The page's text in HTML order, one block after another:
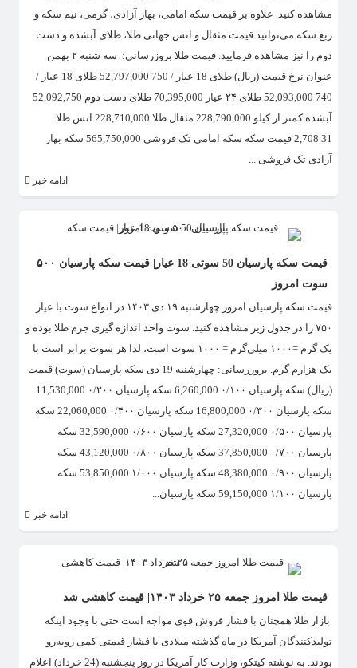
مشاهده کنید. علاوه بر قیمت سکه امامی، بهار آزادی، گرمی، نیم سکه و
ربع سکه می‌توانید قیمت مثقال و انس جهانی طلا، طلای آبشده و دست
دوم را نیز مشاهده فرمایید. قیمت طلا بروزرسانی: سه شنبه ۲ بهمن
عنوان نرخ قیمت (ریال) طلای 18 عیار / 750 52,797,000 طلای 18 عیار /
740 52,093,000 طلای ۲۴ عیار 70,395,000 طلای دست دوم 52,092,750
آبشده کمتر از کیلو 228,790,000 مثقال طلا 228,710,000 انس طلا
2,708.31 قیمت سکه سکه امامی تک فروشی 565,750,000 سکه بهار
آزادی تک فروشی ...
ادامه خبر
قیمت سکه پارسیان 50 سوتی 18 عیار| قیمت سکه پارسیان ۵۰۰
سوت امروز
قیمت سکه پارسیان امروز چهارشنبه ۱۹ دی ۱۴۰۳ در انواع سوت با عیار
۷۵۰ را در جدول زیر مشاهده کنید. سوت واحد اندازه گیری جرم طلا بوده و
یک گرم =۱۰۰۰ میلی‌گرم = ۱۰۰۰ سوت است، لذا هر سوت برابر است با
یک هزارم گرم. بروزرسانی: چهارشنبه 19 دی سکه پارسیان (سوت) قیمت
(ریال) سکه پارسیان ۰/۱۰۰ 6,260,000 سکه پارسیان ۰/۲۰۰ 11,530,000
سکه پارسیان ۰/۳۰۰ 16,800,000 سکه پارسیان ۰/۴۰۰ 22,060,000 سکه
پارسیان ۰/۵۰۰ 27,320,000 سکه پارسیان ۰/۶۰۰ 32,590,000 سکه
پارسیان ۰/۷۰۰ 37,850,000 سکه پارسیان ۰/۸۰۰ 43,120,000 سکه
پارسیان ۰/۹۰۰ 48,380,000 سکه پارسیان ۱/۰۰۰ 53,850,000 سکه
پارسیان ۱/۱۰۰ 59,150,000 سکه پارسیان...
ادامه خبر
قیمت طلا امروز جمعه ۲۵ خرداد ۱۴۰۳| قیمت کاهشی شد
بازار طلا همچنان با فشار فروش قوی مواجه است حتی با وجود اینکه
تولیدکنندگان آمریکا در ماه گذشته میلادی با فشار قیمتی کمی روبه‌رو
بودند. به نوشته کیتکو، وزارت کار آمریکا در روز پنجشنبه (24 خرداد) اعلام